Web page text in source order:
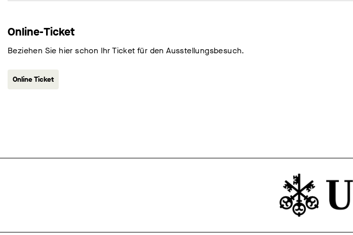
Online-Ticket
Beziehen Sie hier schon Ihr Ticket für den Ausstellungsbesuch.
Online Ticket